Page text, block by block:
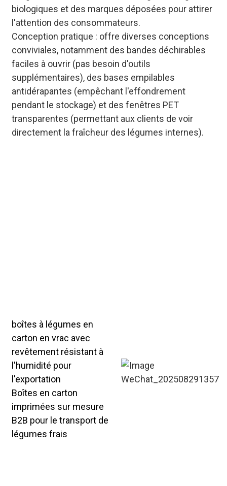
biologiques et des marques déposées pour attirer
l'attention des consommateurs.
Conception pratique : offre diverses conceptions
conviviales, notamment des bandes déchirables
faciles à ouvrir (pas besoin d'outils
supplémentaires), des bases empilables
antidérapantes (empêchant l'effondrement
pendant le stockage) et des fenêtres PET
transparentes (permettant aux clients de voir
directement la fraîcheur des légumes internes).
boîtes à légumes en
carton en vrac avec
revêtement résistant à
l'humidité pour
l'exportation
Boîtes en carton
imprimées sur mesure
B2B pour le transport de
légumes frais